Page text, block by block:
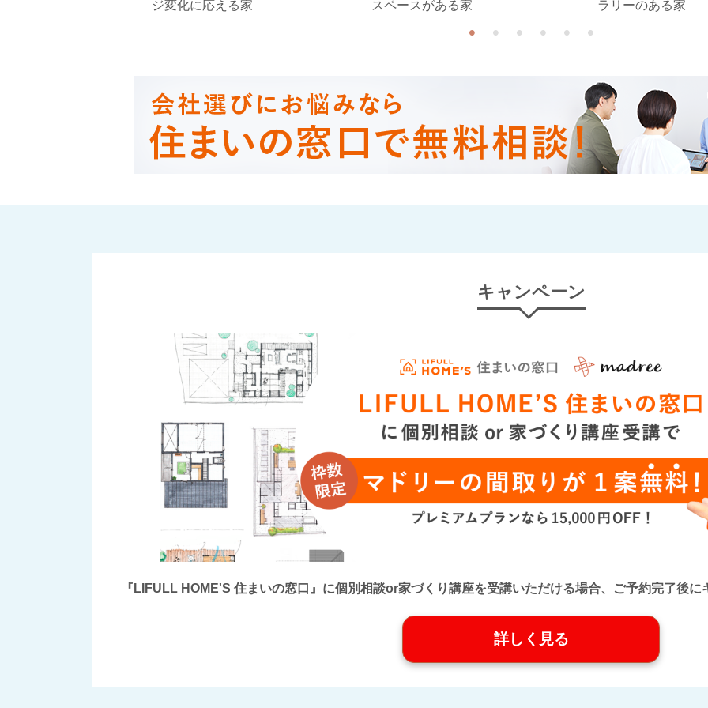
ジ変化に応える家 スペースがある家 ラリーのある家
キャンペーン
『LIFULL HOME'S 住まいの窓口』に個別相談or家づくり講座を受講いただける場合、ご予約完了後
詳しく見る